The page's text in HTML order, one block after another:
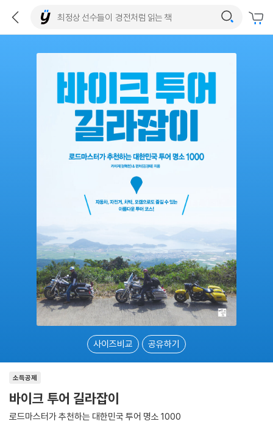
사이즈비교 공유하기
소득공제
바이크 투어 길라잡이
로드마스터가 추천하는 대한민국 투어 명소 1000